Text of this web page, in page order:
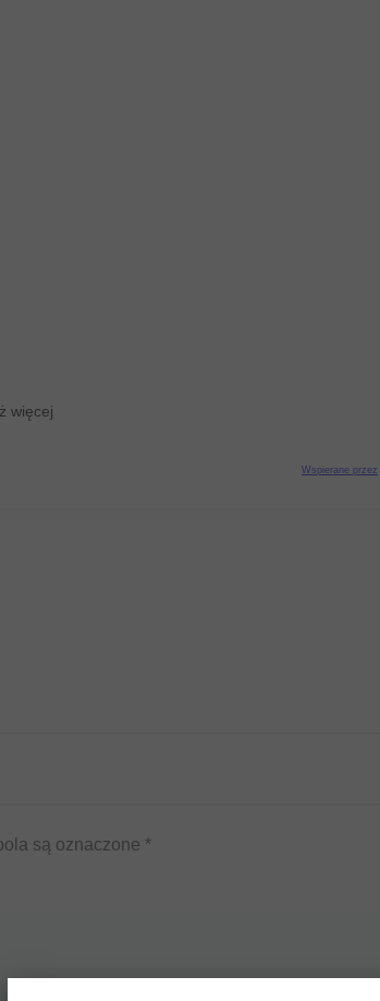
są oznaczone *